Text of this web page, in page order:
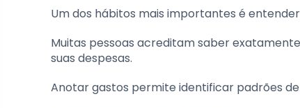
Um dos hábitos mais importantes é
Muitas pessoas acreditam saber
suas despesas.
Anotar gastos permite identificar padrões